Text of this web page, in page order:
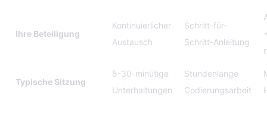
Ihre Beteiligung
Kontinuierlicher
Austausch
Schritt-für-
Schritt-Anleitung
Typische Sitzung
5-30-minütige
Unterhaltungen
Stundenlange
Codierungsarbeit